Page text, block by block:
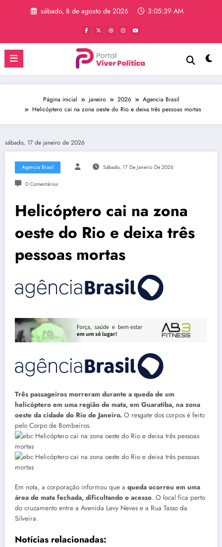
sábado, 8 de agosto de 2026 3:05:39 AM
Página inicial janeiro 2026
Agencia Brasil
Helicóptero cai na zona oeste do Rio e deixa três pessoas mortas
sábado, 17 de janeiro de 2026
Agencia Brasil Sábado, 17 De Janeiro De 2026
0 Comentários
Helicóptero cai na zona
oeste do Rio e deixa três
pessoas mortas
Três passageiros morreram durante a queda de um
helicóptero em uma região de mata, em Guaratiba, na zona
oeste da cidade do Rio de Janeiro. O resgate dos corpos é feito
pelo Corpo de Bombeiros.
Em nota, a corporação informou que a queda ocorreu em uma
área de mata fechada, dificultando o acesso. O local fica perto
do cruzamento entre a Avenida Levy Neves e a Rua Tasso da
Silveira.
Notícias relacionadas: